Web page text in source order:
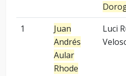
1
Juan
Andrés
Aular
Rhode
Luci